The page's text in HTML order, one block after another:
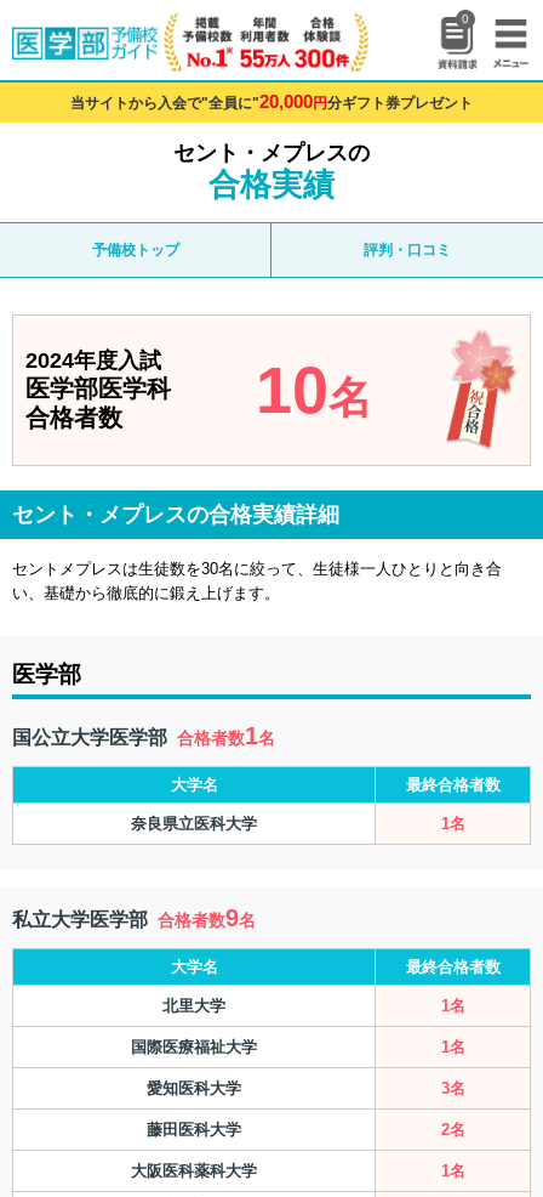
0
当サイトから入会で"全員に"20,000円分ギフト券プレゼント
セント・メプレスの
合格実績
予備校トップ 評判・口コミ
2024年度入試
医学部医学科
合格者数
10名
セント・メプレスの合格実績詳細
セントメプレスは生徒数を30名に絞って、生徒様一人ひとりと向き合
い、基礎から徹底的に鍛え上げます。
医学部
国公立大学医学部 合格者数1名
大学名 最終合格者数
奈良県立医科大学 1名
私立大学医学部 合格者数9名
大学名 最終合格者数
北里大学 1名
国際医療福祉大学 1名
愛知医科大学 3名
藤田医科大学 2名
大阪医科薬科大学 1名